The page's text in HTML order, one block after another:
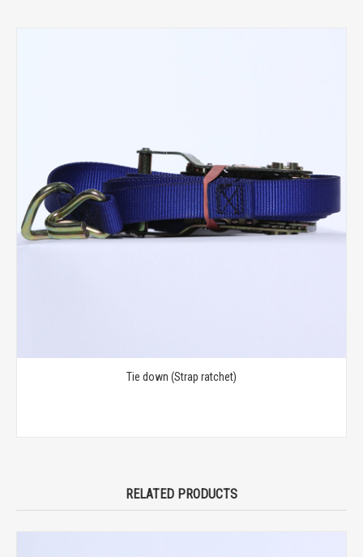
Tie down (Strap ratchet)
RELATED PRODUCTS